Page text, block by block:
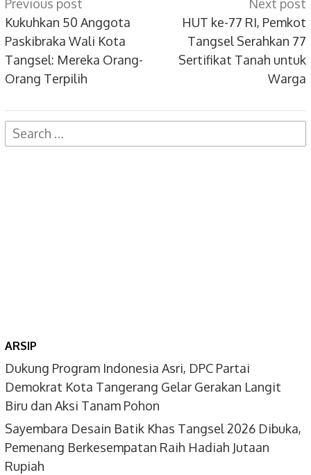
navigation
Previous post
Kukuhkan 50 Anggota
Paskibraka Wali Kota
Tangsel: Mereka Orang-
Orang Terpilih
Next post
HUT ke-77 RI, Pemkot
Tangsel Serahkan 77
Sertifikat Tanah untuk
Warga
Search
for:
ARSIP
Dukung Program Indonesia Asri, DPC Partai
Demokrat Kota Tangerang Gelar Gerakan Langit
Biru dan Aksi Tanam Pohon
Sayembara Desain Batik Khas Tangsel 2026 Dibuka,
Pemenang Berkesempatan Raih Hadiah Jutaan
Rupiah